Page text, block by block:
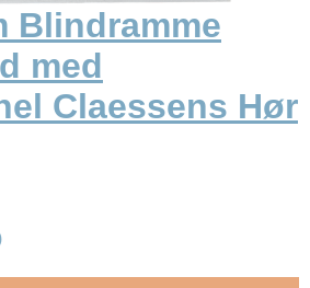
Blindramme
med
Claessens Hør